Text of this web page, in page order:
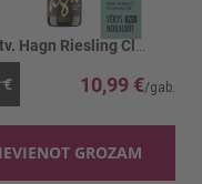
€ 10,99 €
GROZAM